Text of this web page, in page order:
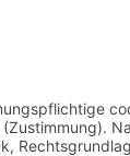
© phpBB Limited